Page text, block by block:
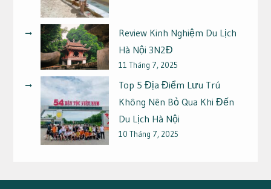
Review Kinh Nghiệm Du Lịch
Hà Nội 3N2Đ
11 Tháng 7, 2025
Top 5 Địa Điểm Lưu Trú
Không Nên Bỏ Qua Khi Đến
Du Lịch Hà Nội
10 Tháng 7, 2025